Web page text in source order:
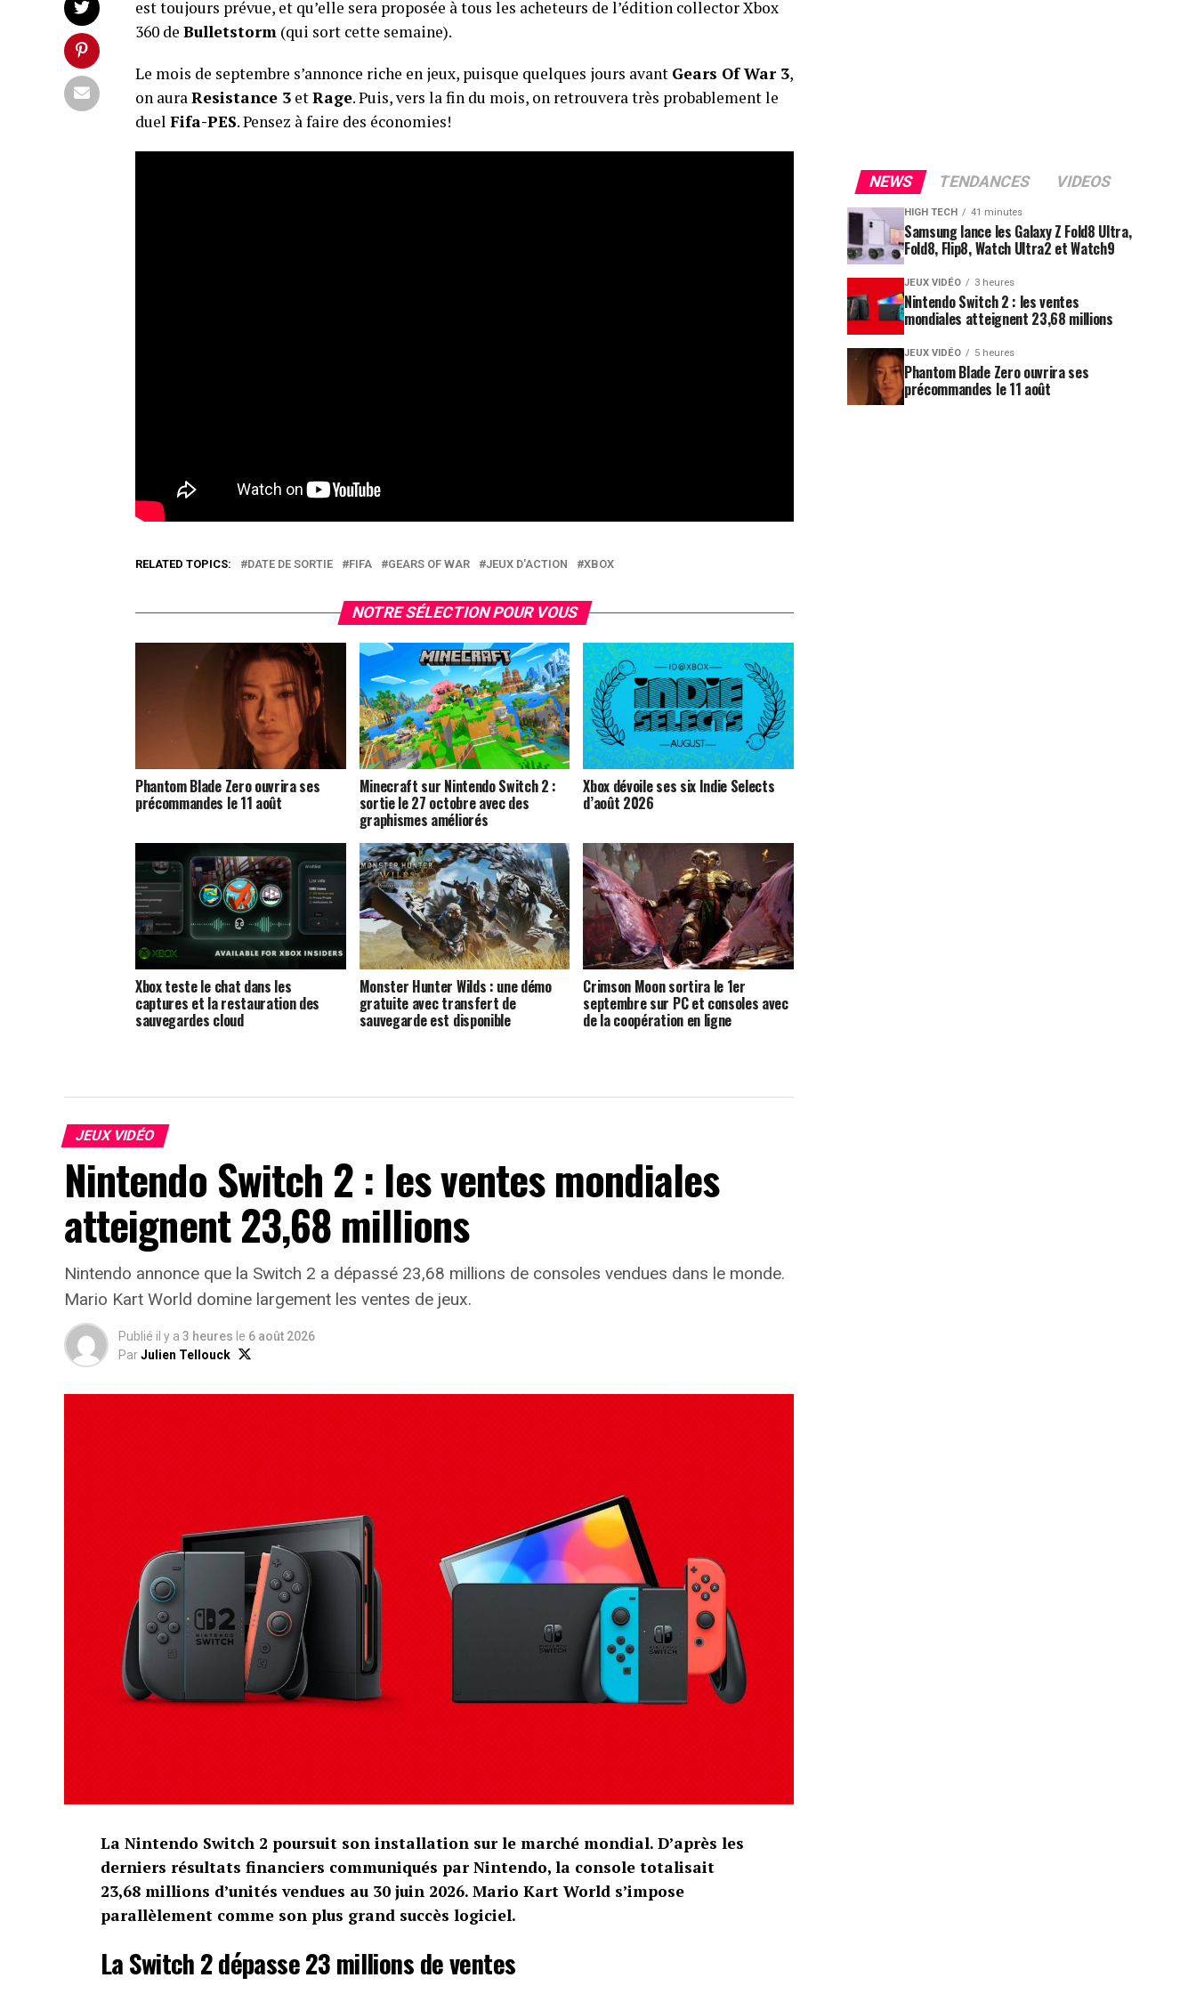
est toujours prévue, et qu’elle sera proposée à tous les acheteurs de l’édition collector Xbox
360 de Bulletstorm (qui sort cette semaine).
Le mois de septembre s’annonce riche en jeux, puisque quelques jours avant Gears Of War 3,
on auraResistance 3 etRage. Puis, vers la fin du mois, on retrouvera très probablement le
duel Fifa-PES. Pensez à faire des économies!
RELATED TOPICS: DATE DE SORTIE FIFA GEARS OF WAR JEUX D'ACTION XBOX
NOTRE SÉLECTION POUR VOUS
Phantom Blade Zero ouvrira ses
précommandes le 11 août
Minecraft sur Nintendo Switch 2 :
sortie le 27 octobre avec des
graphismes améliorés
Xbox dévoile ses six Indie Selects
d’août 2026
Xbox teste le chat dans les
captures et la restauration des
sauvegardes cloud
Monster Hunter Wilds : une démo
gratuite avec transfert de
sauvegarde est disponible
Crimson Moon sortira le 1er
septembre sur PC et consoles avec
de la coopération en ligne
JEUX VIDÉO
Nintendo Switch 2 : les ventes mondiales
atteignent 23,68 millions
Nintendo annonce que la Switch 2 a dépassé 23,68 millions de consoles vendues dans le monde.
Mario Kart World domine largement les ventes de jeux.
Publié il y a 3 heures le 6 août 2026
ParJulien Tellouck
La Nintendo Switch 2 poursuit son installation sur le marché mondial. D’après les
derniers résultats financiers communiqués par Nintendo, la console totalisait
23,68 millions d’unités vendues au 30 juin 2026. Mario Kart World s’impose
parallèlement comme son plus grand succès logiciel.
La Switch 2 dépasse 23 millions de ventes
NEWS TENDANCES VIDEOS
HIGH TECH 41 minutes
Samsung lance les Galaxy Z Fold8 Ultra,
Fold8, Flip8, Watch Ultra2 et Watch9
JEUX VIDÉO 3 heures
Nintendo Switch 2 : les ventes
mondiales atteignent 23,68 millions
JEUX VIDÉO 5 heures
Phantom Blade Zero ouvrira ses
précommandes le 11 août